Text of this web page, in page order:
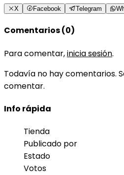
X Facebook Telegram
Comentarios (0)
Para comentar,inicia sesión.
Todavía no hay comentarios.
comentar.
Info rápida
Tienda
Publicado por
Estado
Votos